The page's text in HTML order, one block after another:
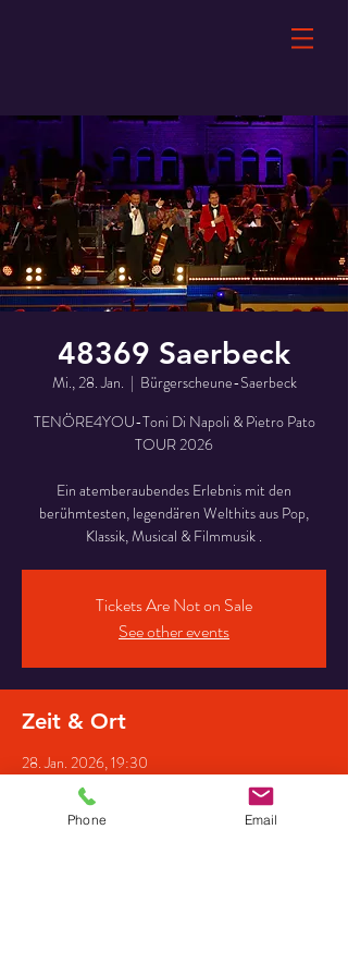
48369 Saerbeck
Mi., 28. Jan.
  |
Bürgerscheune-Saerbeck
TENÖRE4YOU-Toni Di Napoli & Pietro Pato
TOUR 2026
Ein atemberaubendes Erlebnis mit den
berühmtesten, legendären Welthits aus Pop,
Klassik, Musical & Filmmusik .
Tickets Are Not on Sale
See other events
Zeit & Ort
28. Jan. 2026, 19:30
Bürgerscheune-Saerbeck, Ferrieres-Straße 12,
48369 Saerbeck, Deutschland
Phone Email